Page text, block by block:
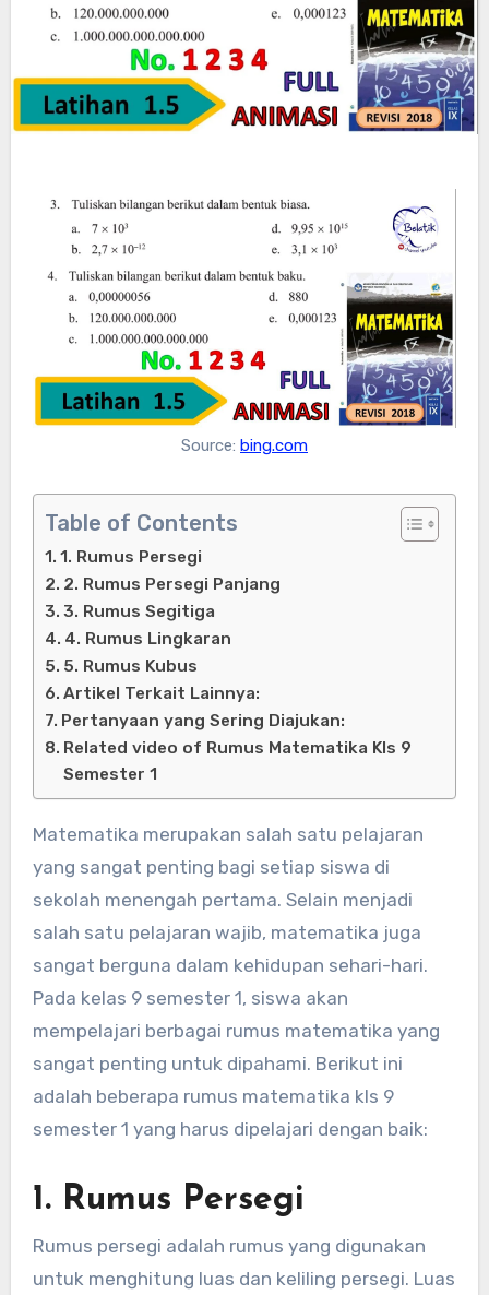
Source: bing.com
Table of Contents
1. Rumus Persegi
2. Rumus Persegi Panjang
3. Rumus Segitiga
4. Rumus Lingkaran
5. Rumus Kubus
Artikel Terkait Lainnya:
Pertanyaan yang Sering Diajukan:
Related video of Rumus Matematika Kls 9
Semester 1
Matematika merupakan salah satu pelajaran
yang sangat penting bagi setiap siswa di
sekolah menengah pertama. Selain menjadi
salah satu pelajaran wajib, matematika juga
sangat berguna dalam kehidupan sehari-hari.
Pada kelas 9 semester 1, siswa akan
mempelajari berbagai rumus matematika yang
sangat penting untuk dipahami. Berikut ini
adalah beberapa rumus matematika kls 9
semester 1 yang harus dipelajari dengan baik:
1. Rumus Persegi
Rumus persegi adalah rumus yang digunakan
untuk menghitung luas dan keliling persegi. Luas